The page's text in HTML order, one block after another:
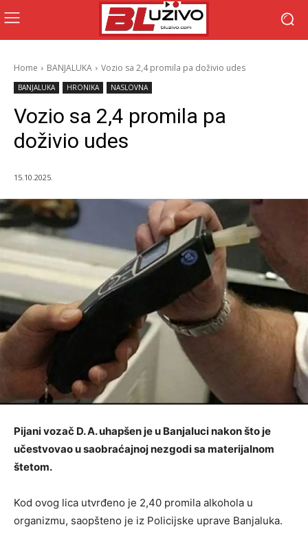
Home BANJALUKA Vozio sa 2,4 promila pa doživio udes
BANJALUKA HRONIKA NASLOVNA
Vozio sa 2,4 promila pa
doživio udes
15.10.2025.
Pijani vozač D. A. uhapšen je u Banjaluci nakon što je
učestvovao u saobraćajnoj nezgodi sa materijalnom
štetom.
Kod ovog lica utvrđeno je 2,40 promila alkohola u
organizmu, saopšteno je iz Policijske uprave Banjaluka.